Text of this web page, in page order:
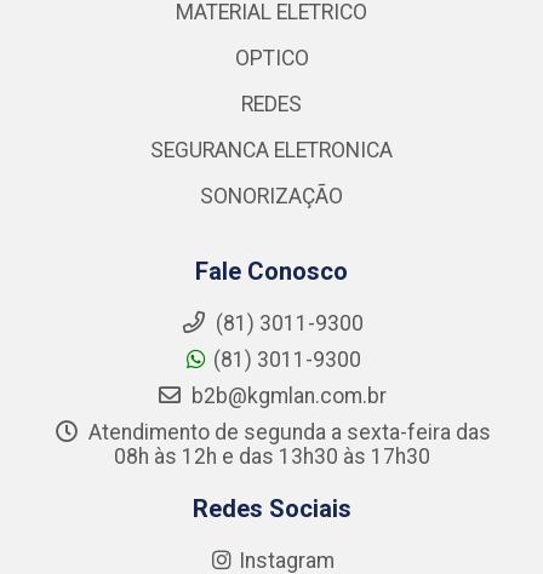
MATERIAL ELETRICO
OPTICO
REDES
SEGURANCA ELETRONICA
SONORIZAÇÃO
Fale Conosco
(81) 3011-9300
(81) 3011-9300
b2b@kgmlan.com.br
Atendimento de segunda a sexta-feira das
08h às 12h e das 13h30 às 17h30
Redes Sociais
Instagram